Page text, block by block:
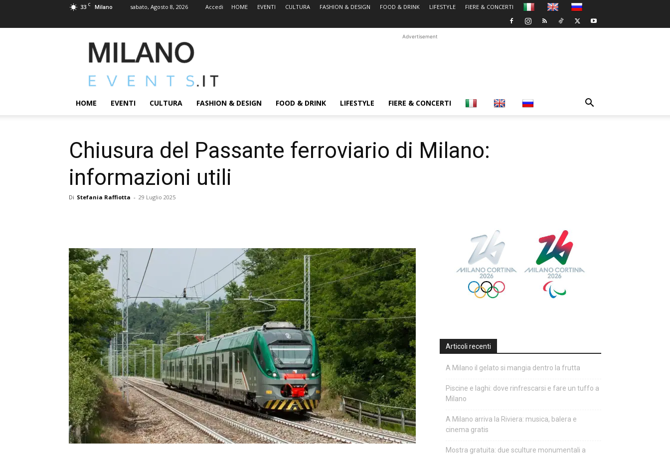
33 C Milano sabato, Agosto 8, 2026 Accedi HOME EVENTI CULTURA FASHION & DESIGN FOOD & DRINK LIFESTYLE FIERE & CONCERTI
MILANOEVENTS.IT
|
2.0
ed
Eventi
Advertisement
HOME EVENTI CULTURA FASHION & DESIGN FOOD & DRINK LIFESTYLE FIERE & CONCERTI
Chiusura del Passante ferroviario di Milano:
informazioni utili
Di Stefania Raffiotta - 29 Luglio 2025
Articoli recenti
A Milano il gelato si mangia dentro la frutta
Piscine e laghi: dove rinfrescarsi e fare un tuffo a
Milano
A Milano arriva la Riviera: musica, balera e
cinema gratis
Mostra gratuita: due sculture monumentali a